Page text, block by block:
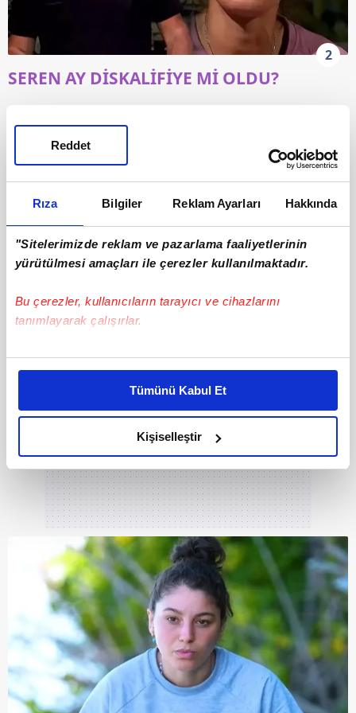
Rıza Bilgiler Reklam Ayarları Hakkında
"Sitelerimizde reklam ve pazarlama faaliyetlerinin
yürütülmesi amaçları ile çerezler kullanılmaktadır.
Bu çerezler, kullanıcıların tarayıcı ve cihazlarını
tanımlayarak çalışırlar.
Bu çerezlere izin vermeniz halinde sizlere özel
daha iyi reklam deneyimi yaşatabiliriz. Bunu yaparken
amacımızın size daha iyi bir reklam deneyimi sunmak
olduğunu ve sizlere en iyi içerikleri sunabilmek adına
elimizden gelen çabayı gösterdiğimizi ve bu noktada,
reklamların maliyetlerimizi karşılamak noktasında tek gelir
kalemimiz olduğunu sizlere hatırlatmak isteriz.
Her halükârda, kullanıcılar, bu çerezlere izin vermedikleri
takdirde, kullanıcılara hedefli reklamlar
gösterilmeyecektir."
Sizlere daha iyi bir hizmet sunabilmek için İnternet
Sitemizde kendimize ve üçüncü kişilere ait çerezler
kullanılmaktadır. Bu çerezler vasıtasıyla çeşitli kişisel
verileriniz işlenmekte olup gerekli olan çerezler bilgi
toplumu hizmetlerinin sunulması amacıyla
kullanılmaktadır. Diğer çerezler, sitemizin daha işlevsel
Tümünü Kabul Et
Kişiselleştir
Reddet
2
SEREN AY DİSKALİFİYE Mİ OLDU?
teknik kural ihlalleriyle dikkat çeken Seren Ay,
rakip takımla girdiği sert diyaloglar ve oyun
sırasında sergilediği hareketler nedeniyle uyarı
almıştı. Ancak son oyunla birlikte yaşananlar,
bardağı taşıran son damla oldu.